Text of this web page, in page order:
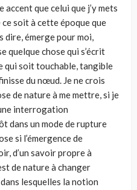
accent que celui que j’y mets
soit à cette époque que
dire, émerge pour moi,
quelque chose qui s’écrit
qui soit touchable, tangible
du nœud. Je ne crois
de nature à me mettre, si je
interrogation
dans un mode de rupture
si l’émergence de
d’un savoir propre à
de nature à changer
lesquelles la notion